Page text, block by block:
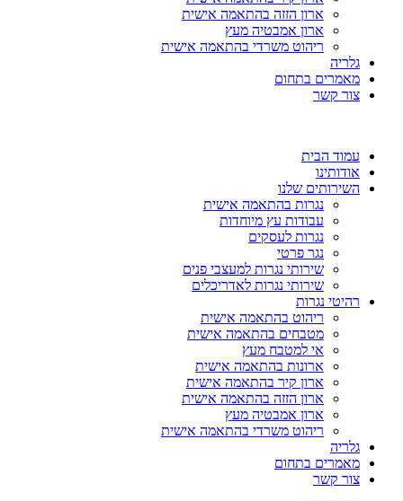
ארון הזזה בהתאמה אישית
ארון אמבטיה מעץ
ריהוט משרדי בהתאמה אישית
גלריה
מאמרים בתחום
צור קשר
עמוד הבית
אודותינו
השירותים שלנו
נגרות בהתאמה אישית
עבודות עץ מיוחדות
נגרות לעסקים
נגר פרטי
שירותי נגרות למעצבי פנים
שירותי נגרות לאדריכלים
רהיטי נגרות
ריהוט בהתאמה אישית
מטבחים בהתאמה אישית
אי למטבח מעץ
ארונות בהתאמה אישית
ארון קיר בהתאמה אישית
ארון הזזה בהתאמה אישית
ארון אמבטיה מעץ
ריהוט משרדי בהתאמה אישית
גלריה
מאמרים בתחום
צור קשר